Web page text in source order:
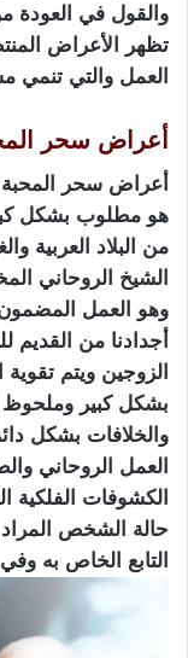
والقول في العودة
تظهر الأعراض
العمل والتي تنمي
أعراض سحر
أعراض سحر المحبة
هو مطلوب بشكل
من البلاد العربية
الشيخ الروحاني
وهو العمل
أجدادنا من القديم
الزوجين ويتم
بشكل كبير وملحوظ
والخلافات بشكل
العمل الروحاني
الكشوفات
حالة الشخص
التابع الخاص به